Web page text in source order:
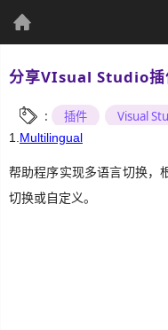
个人资
个人主页
(current)
分享VIsual Studio插
: 插件 Visual
1. Multilingual
帮助程序实现多语言切换，
切换或自定义。